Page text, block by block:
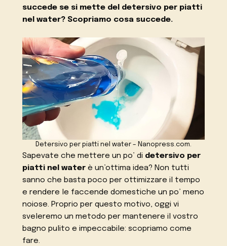
succede se si mette del detersivo per piatti
nel water? Scopriamo cosa succede.
Detersivo per piatti nel water – Nanopress.com.
Sapevate che mettere un po’ di detersivo per
piatti nel water è un’ottima idea? Non tutti
sanno che basta poco per ottimizzare il tempo
e rendere le faccende domestiche un po’ meno
noiose. Proprio per questo motivo, oggi vi
sveleremo un metodo per mantenere il vostro
bagno pulito e impeccabile: scopriamo come
fare.